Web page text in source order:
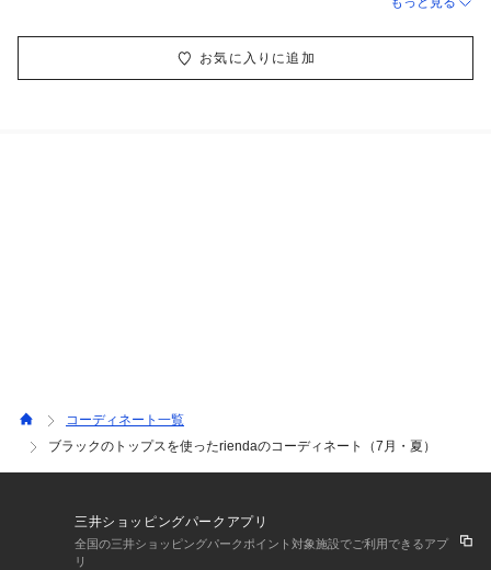
インはできますが、厚手のTOPSとなると全てインではな
く前だけ少し入れ込んで着ていただくと綺麗かと思いま
お気に入りに追加
コーディネート一覧
ブラックのトップスを使ったriendaのコーディネート（7月・夏）
三井ショッピングパークアプリ
全国の三井ショッピングパークポイント対象施設でご利用できるアプ
リ